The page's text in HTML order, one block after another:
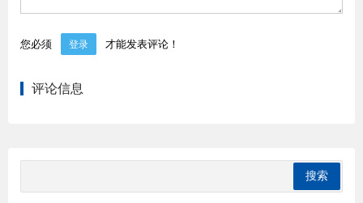
您必须 登录 才能发表评论！
评论信息